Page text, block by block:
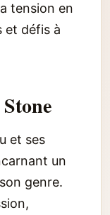
tension en
et défis à
et ses
un
genre.